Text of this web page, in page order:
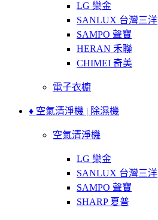
LG 樂金
SANLUX 台灣三洋
SAMPO 聲寶
HERAN 禾聯
CHIMEI 奇美
電子衣櫥
♦ 空氣清淨機 | 除濕機
空氣清淨機
LG 樂金
SANLUX 台灣三洋
SAMPO 聲寶
SHARP 夏普